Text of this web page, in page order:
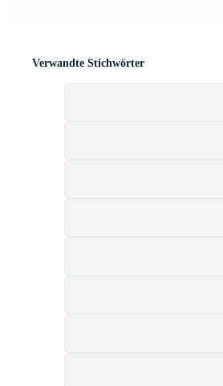
Verwandte Stichwörter